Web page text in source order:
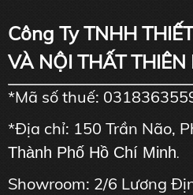
Công Ty TNHH
VÀ NỘI THẤT THIÊN
*Mã số thuế:
*Địa chỉ: 150 Trần Não,
Thành Phố Hồ Chí Minh.
Showroom: 2/6 Lương